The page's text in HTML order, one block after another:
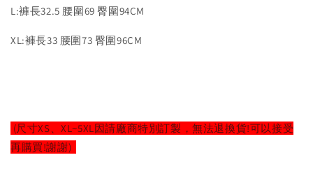
L:褲長32.5 腰圍69 臀圍94CM
XL:褲長33 腰圍73 臀圍96CM
(尺寸XS、XL~5XL因請廠商特別訂製，無法退換貨!可以接受
再購買!謝謝)